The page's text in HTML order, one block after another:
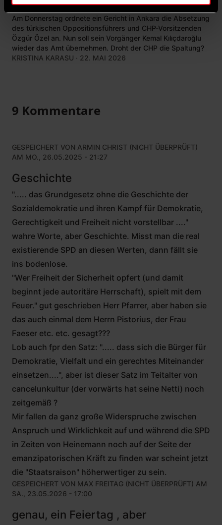
von Özgür Özel bedeutet
Am Donnerstag ordnete ein Gericht in Ankara die Absetzung
des türkischen Oppositionsführers und CHP-Vorsitzenden
Özgür Özel an. Nun soll sein Vorgänger Kemal Kılıçdaroğlu
wieder das Amt übernehmen. Droht der CHP die Spaltung?
KRISTINA KARASU · 22. MAI 2026
9 Kommentare
GESPEICHERT VON ARMIN CHRIST (NICHT ÜBERPRÜFT)
AM MO., 26.05.2025 - 21:27
Geschichte
"..... das Grundgesetz ohne die Geschichte der
Sozialdemokratie und ihren Kampf für Demokratie,
Gerechtigkeit und Freiheit nicht vorstellbar ...."
wahre Worte, aber Geschichte. Misst man die real
existierende SPD an diesen Werten, dann fällt sie
ins bodenlose.
"Wer Freiheit der Sicherheit opfert (und damit
beginnt jede autoritäre Herrschaft), spielt mit dem
Feuer." gut geschrieben Herr Pfarrer, aber haben sie
das auch einmal dem Herrn Pistorius, der Frau
Faeser etc. etc. gesagt???
Lob auch fpr den Satz: "..... dass sich die Bürger für
Demokratie, Vielfalt und ein gerechtes Miteinander
einsetzen....", aber ist dieser Satz im Teitalter von
cancelunkultur (der vorwärts hat seine Netti) noch
zeitgemäß ?
Mir fallen da ganz große Widerspruche zwischen
Anspruch und Wirklichkeit auf und während die SPD
in Zeiten von Heinemann noch auf der Seite der
emanzipatorischen Kräft zu finden war scheint jetzt
die "Staatsraison" höherwertiger zu sein.
GESPEICHERT VON MAX FREITAG (NICHT ÜBERPRÜFT) AM
SA., 23.05.2026 - 17:00
genau, ein Feiertag , aber